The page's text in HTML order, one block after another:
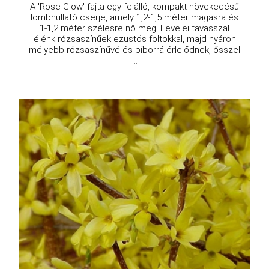
A 'Rose Glow' fajta egy felálló, kompakt növekedésű
lombhullató cserje, amely 1,2-1,5 méter magasra és
1-1,2 méter szélesre nő meg. Levelei tavasszal
élénk rózsaszínűek ezüstös foltokkal, majd nyáron
mélyebb rózsaszínűvé és bíborrá érlelődnek, ősszel
...